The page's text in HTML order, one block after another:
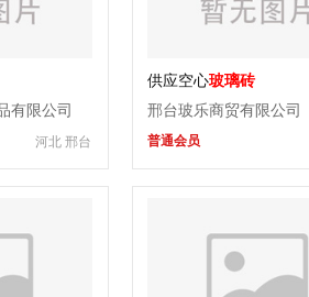
有限公司
河北 邢台
供应空心玻璃砖
邢台玻乐商贸有限公司
普通会员